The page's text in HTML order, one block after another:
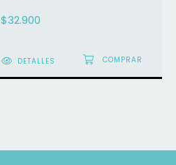
$32.900
DETALLES